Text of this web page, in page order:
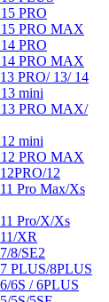
PRO
15 PRO MAX
PRO
14 PRO MAX
PRO/ 13/ 14
mini
13 PRO MAX/
mini
12 PRO MAX
12
Pro Max/Xs
Pro/X/Xs
XR
8/SE2
PLUS/8PLUS
6S / 6PLUS